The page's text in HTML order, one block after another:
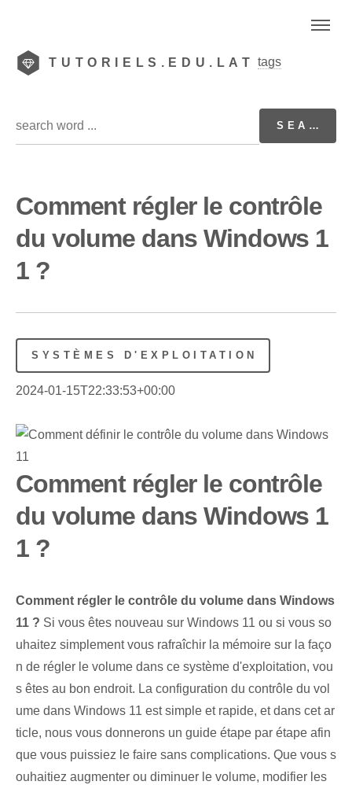
TUTORIELS.EDU.LAT tags
Comment régler le contrôle
du volume dans Windows 1
1 ?
SYSTÈMES D'EXPLOITATION
2024-01-15T22:33:53+00:00
Comment régler le contrôle
du volume dans Windows 1
1 ?
Comment régler le contrôle du volume dans Windows
11 ? Si vous êtes nouveau sur Windows 11 ou si vous so
uhaitez simplement vous rafraîchir la mémoire sur la faço
n de régler le volume dans ce système d'exploitation, vou
s êtes au bon endroit. La configuration du contrôle du vol
ume dans Windows 11 est simple et rapide, et dans cet ar
ticle, nous vous donnerons un guide étape par étape afin
que vous puissiez le faire sans complications. Que vous s
ouhaitiez augmenter ou diminuer le volume, modifier les